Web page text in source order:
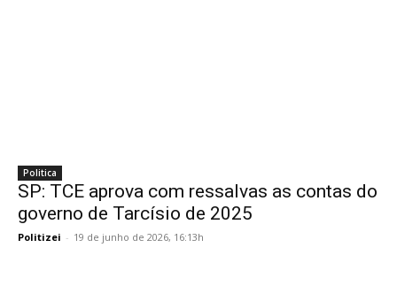
Politica
SP: TCE aprova com ressalvas as contas do
governo de Tarcísio de 2025
Politizei - 19 de junho de 2026, 16:13h